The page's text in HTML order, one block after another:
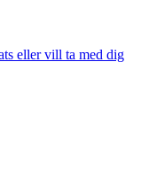
eller vill ta med dig